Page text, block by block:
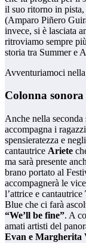
il suo ritorno in
(Amparo Piñero
invece, si è lasciata
ritroviamo sempre
storia tra Summer e
Avventuriamoci
Colonna
Anche nella
accompagna i
spensieratezza e
cantautrice Ariete
ma sarà presente
brano portato al
accompagnerà le
l’attrice e cantautrice
Blue che ci farà
“We’ll be fine”. A
amati artisti del
Evan e Margherita